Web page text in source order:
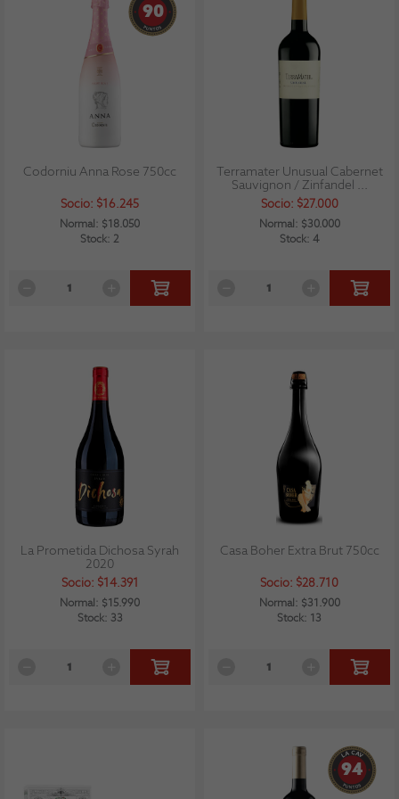
90
Codorniu Anna Rose 750cc
Socio: $16.245
Normal: $18.050
Stock: 2
Terramater Unusual Cabernet
Sauvignon / Zinfandel ...
Socio: $27.000
Normal: $30.000
Stock: 4
La Prometida Dichosa Syrah
2020
Socio: $14.391
Normal: $15.990
Stock: 33
Casa Boher Extra Brut 750cc
Socio: $28.710
Normal: $31.900
Stock: 13
94